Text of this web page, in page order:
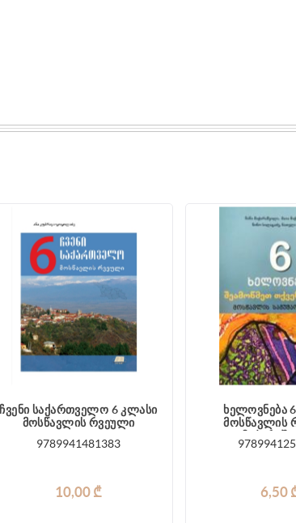
ჩვენი საქართველო 6 კლასი
მოსწავლის რვეული
9789941481383
10,00 ₾
ხელოვნება
მოსწავლის
6,50